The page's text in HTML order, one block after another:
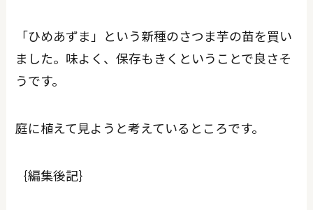
「ひめあずま」という新種のさつま芋の苗を買い
ました。味よく、保存もきくということで良さそ
うです。
庭に植えて見ようと考えているところです。
｛編集後記｝